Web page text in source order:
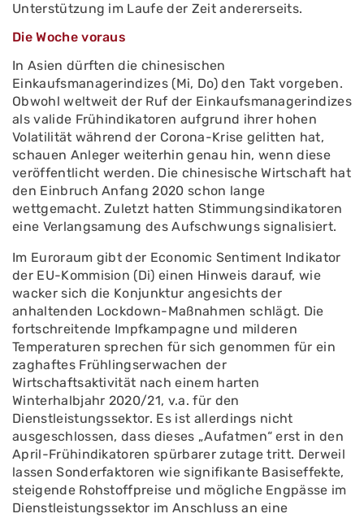
Unterstützung im Laufe der Zeit andererseits.
Die Woche voraus
In Asien dürften die chinesischen
Einkaufsmanagerindizes (Mi, Do) den Takt vorgeben.
Obwohl weltweit der Ruf der Einkaufsmanagerindizes
als valide Frühindikatoren aufgrund ihrer hohen
Volatilität während der Corona-Krise gelitten hat,
schauen Anleger weiterhin genau hin, wenn diese
veröffentlicht werden. Die chinesische Wirtschaft hat
den Einbruch Anfang 2020 schon lange
wettgemacht. Zuletzt hatten Stimmungsindikatoren
eine Verlangsamung des Aufschwungs signalisiert.
Im Euroraum gibt der Economic Sentiment Indikator
der EU-Kommision (Di) einen Hinweis darauf, wie
wacker sich die Konjunktur angesichts der
anhaltenden Lockdown-Maßnahmen schlägt. Die
fortschreitende Impfkampagne und milderen
Temperaturen sprechen für sich genommen für ein
zaghaftes Frühlingserwachen der
Wirtschaftsaktivität nach einem harten
Winterhalbjahr 2020/21, v.a. für den
Dienstleistungssektor. Es ist allerdings nicht
ausgeschlossen, dass dieses „Aufatmen“ erst in den
April-Frühindikatoren spürbarer zutage tritt. Derweil
lassen Sonderfaktoren wie signifikante Basiseffekte,
steigende Rohstoffpreise und mögliche Engpässe im
Dienstleistungssektor im Anschluss an eine